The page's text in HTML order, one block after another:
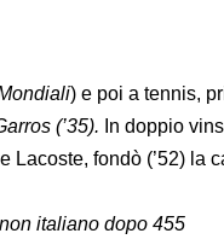
) e poi a tennis,
(’35). In doppio
Lacoste, fondò (’52) la
italiano dopo 455